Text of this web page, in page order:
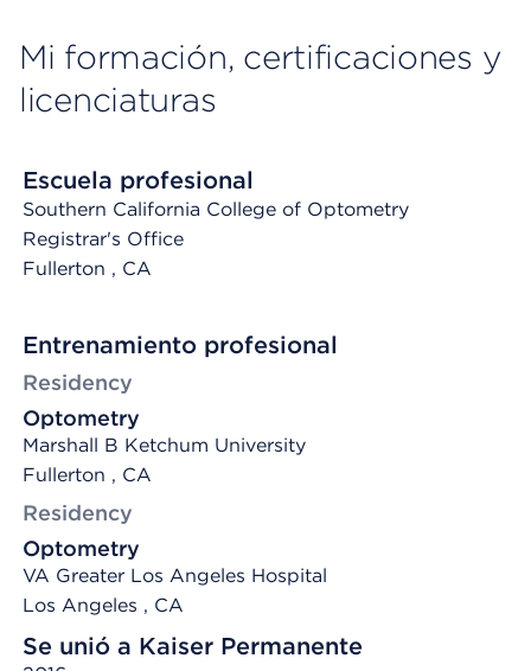
Mi formación, certificaciones y
licenciaturas
Escuela profesional
Southern California College of Optometry
Registrar's Office
Fullerton , CA
Entrenamiento profesional
Residency
Optometry
Marshall B Ketchum University
Fullerton , CA
Residency
Optometry
VA Greater Los Angeles Hospital
Los Angeles , CA
Se unió a Kaiser Permanente